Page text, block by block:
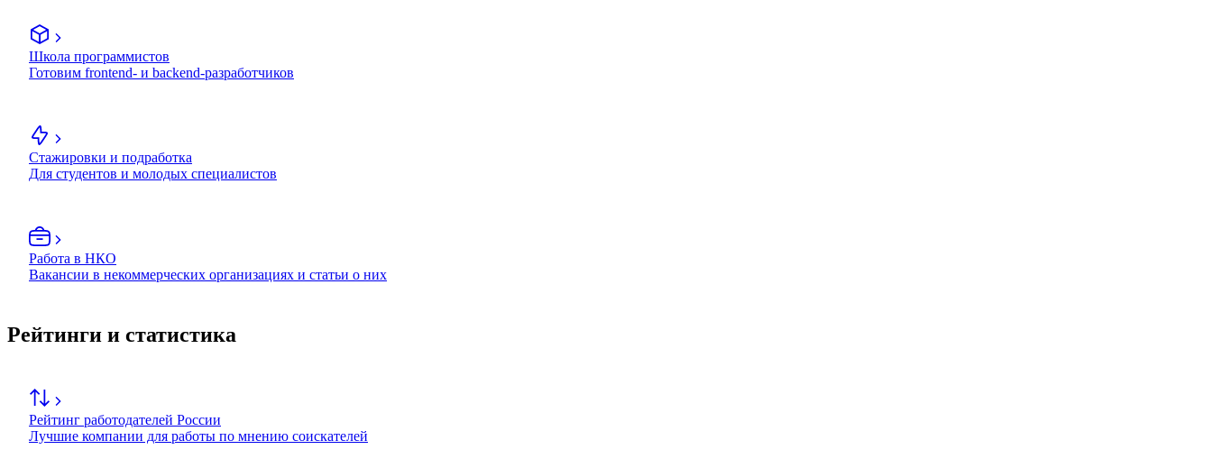
Школа программистов
Готовим frontend- и backend-разработчиков
Стажировки и подработка
Для студентов и молодых специалистов
Работа в НКО
Вакансии в некоммерческих организациях и статьи о них
Рейтинги и статистика
Рейтинг работодателей России
Лучшие компании для работы по мнению соискателей